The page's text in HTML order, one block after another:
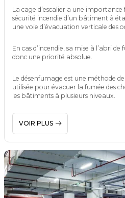
La cage d’escalier a une
sécurité incendie d’un bâtiment à
une voie d’évacuation verticale des
En cas d’incendie, sa mise à l’abri
donc une priorité absolue.
Le désenfumage est une méthode
utilisée pour évacuer la fumée des
les bâtiments à plusieurs niveaux.
VOIR PLUS